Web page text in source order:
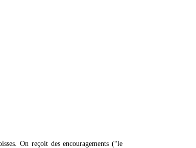
On reçoit des encouragements (“le